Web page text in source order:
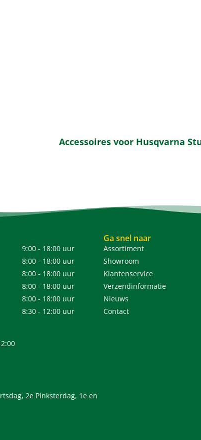
Accessoires voor Husqvarna
9:00 - 18:00 uur
8:00 - 18:00 uur
8:00 - 18:00 uur
8:00 - 18:00 uur
8:00 - 18:00 uur
8:30 - 12:00 uur
2e Pinksterdag, 1e en
Ga snel naar
Assortiment
Showroom
Klantenservice
Verzendinformatie
Nieuws
Contact